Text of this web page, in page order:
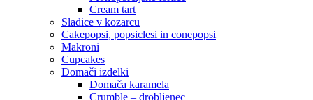
Cream tart
Sladice v kozarcu
Cakepopsi, popsiclesi in conepopsi
Makroni
Cupcakes
Domači izdelki
Domača karamela
Crumble – drobljenec